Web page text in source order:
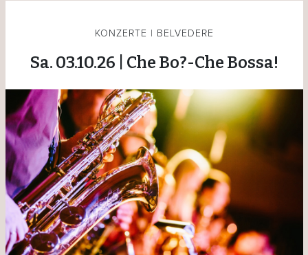
KONZERTE | BELVEDERE
Sa. 03.10.26 | Che Bo?-Che Bossa!